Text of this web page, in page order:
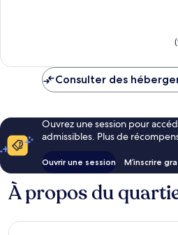
Consulter des
Ouvrez une session pour
admissibles. Plus de
Ouvrir une session M’inscrire
À propos du